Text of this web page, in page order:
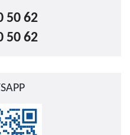
50 62
50 62